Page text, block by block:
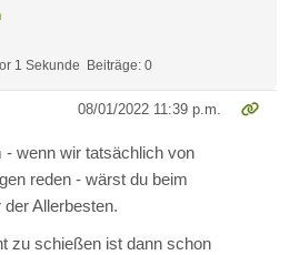
1 Sekunde
Beiträge: 0
08/01/2022 11:39 p.m.
- wenn wir tatsächlich von
reden - wärst du beim
Allerbesten.
zu schießen ist dann schon